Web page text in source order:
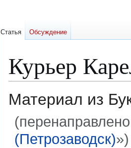
Курьер
Материал из
(Петрозаводск)»)
Статья Обсуждение